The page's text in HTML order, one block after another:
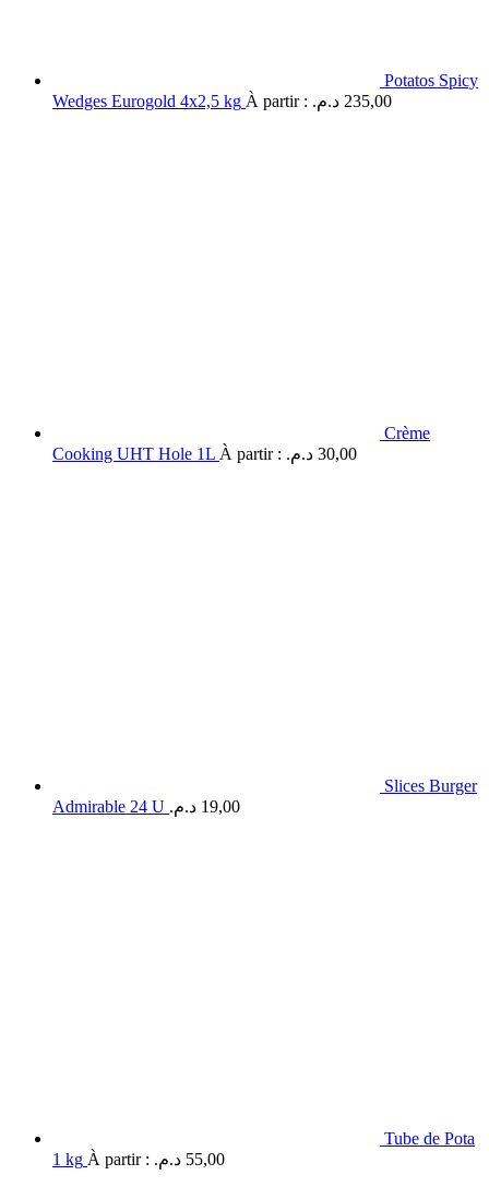
Potatos Spicy
Wedges Eurogold 4x2,5 kg À partir : 235,00 د.م.
Crème
Cooking UHT Hole 1L À partir : 30,00 د.م.
Slices Burger
Admirable 24 U
19,00 د.م.
Tube de Pota
1 kg À partir : 55,00 د.م.